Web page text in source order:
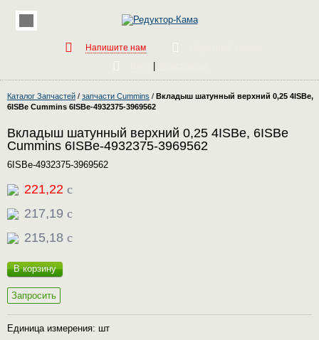
Напишите нам
Каталог Запчастей / запчасти Cummins / Вкладыш шатунный верхний 0,25 4ISBe,
6ISBe Cummins 6ISBe-4932375-3969562
Вкладыш шатунный верхний 0,25 4ISBe, 6ISBe
Cummins 6ISBe-4932375-3969562
6ISBe-4932375-3969562
221,22 c
217,19 c
215,18 c
В корзину
Запросить
Единица измерения: шт